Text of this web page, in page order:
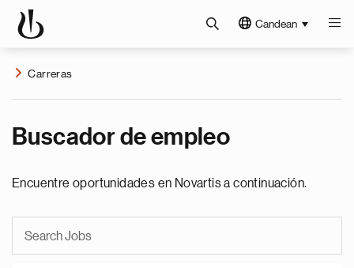
Candean
Carreras
Buscador de empleo
Encuentre oportunidades en Novartis a continuación.